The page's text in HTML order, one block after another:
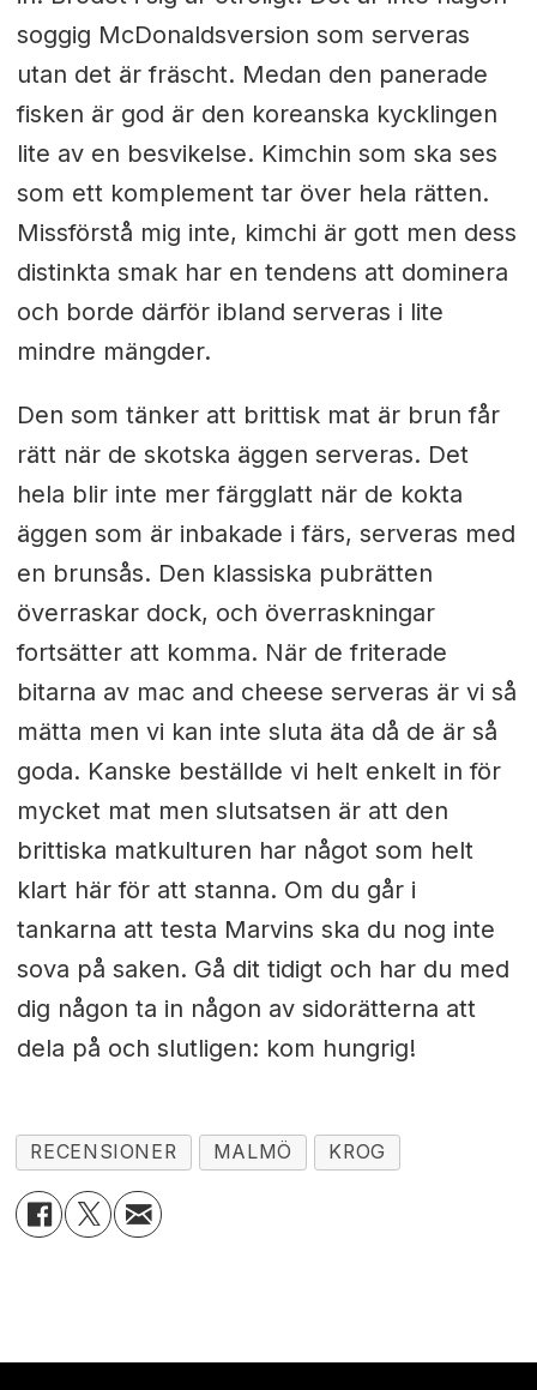
soggig McDonaldsversion som serveras
utan det är fräscht. Medan den panerade
fisken är god är den koreanska kycklingen
lite av en besvikelse. Kimchin som ska ses
som ett komplement tar över hela rätten.
Missförstå mig inte, kimchi är gott men dess
distinkta smak har en tendens att dominera
och borde därför ibland serveras i lite
mindre mängder.
Den som tänker att brittisk mat är brun får
rätt när de skotska äggen serveras. Det
hela blir inte mer färgglatt när de kokta
äggen som är inbakade i färs, serveras med
en brunsås. Den klassiska pubrätten
överraskar dock, och överraskningar
fortsätter att komma. När de friterade
bitarna av mac and cheese serveras är vi så
mätta men vi kan inte sluta äta då de är så
goda. Kanske beställde vi helt enkelt in för
mycket mat men slutsatsen är att den
brittiska matkulturen har något som helt
klart här för att stanna. Om du går i
tankarna att testa Marvins ska du nog inte
sova på saken. Gå dit tidigt och har du med
dig någon ta in någon av sidorätterna att
dela på och slutligen: kom hungrig!
RECENSIONER MALMÖ KROG